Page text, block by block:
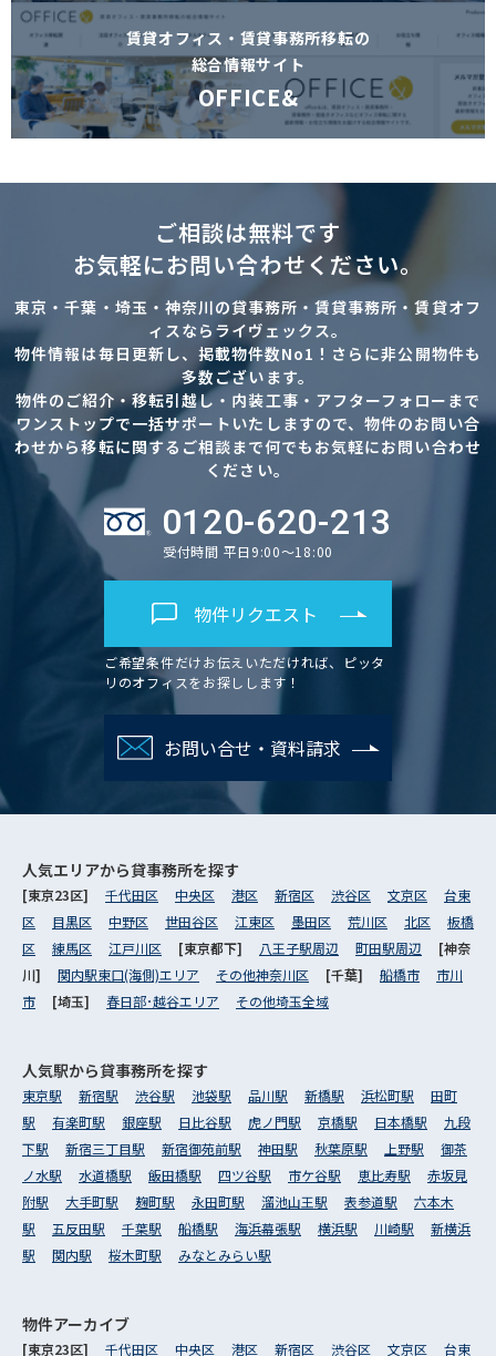
賃貸オフィス・賃貸事務所移転の
総合情報サイト
OFFICE&
ご相談は無料です
お気軽にお問い合わせください。
東京・千葉・埼玉・神奈川の貸事務所・賃貸事務所・賃貸オフ
ィスならライヴェックス。
物件情報は毎日更新し、掲載物件数No1！さらに非公開物件も
多数ございます。
物件のご紹介・移転引越し・内装工事・アフターフォローまで
ワンストップで一括サポートいたしますので、物件のお問い合
わせから移転に関するご相談まで何でもお気軽にお問い合わせ
ください。
0120-620-213
受付時間 平日9:00～18:00
物件リクエスト
ご希望条件だけお伝えいただければ、ピッタ
リのオフィスをお探しします！
お問い合せ・資料請求
人気エリアから貸事務所を探す
[東京23区] 千代田区 中央区 港区 新宿区 渋谷区 文京区
台東
区
目黒区 中野区 世田谷区 江東区 墨田区 荒川区 北区
板橋
区
練馬区 江戸川区 [東京都下] 八王子駅周辺 町田駅周辺
[神奈
川] 関内駅東口(海側)エリア その他神奈川区 [千葉] 船橋市
市川
市
[埼玉] 春日部･越谷エリア その他埼玉全域
人気駅から貸事務所を探す
東京駅 新宿駅 渋谷駅 池袋駅 品川駅 新橋駅 浜松町駅
田町
駅
有楽町駅 銀座駅 日比谷駅 虎ノ門駅 京橋駅 日本橋駅
九段
下駅
新宿三丁目駅 新宿御苑前駅 神田駅 秋葉原駅 上野駅
御茶
ノ水駅
水道橋駅 飯田橋駅 四ツ谷駅 市ケ谷駅 恵比寿駅
赤坂見
附駅
大手町駅 麹町駅 永田町駅 溜池山王駅 表参道駅
六本木
駅
五反田駅 千葉駅 船橋駅 海浜幕張駅 横浜駅 川崎駅
新横浜
駅
関内駅 桜木町駅 みなとみらい駅
物件アーカイブ
[東京23区] 千代田区 中央区 港区 新宿区 渋谷区 文京区 台東